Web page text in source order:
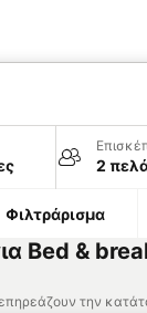
2
Φιλτράρισμα
Bed &
την